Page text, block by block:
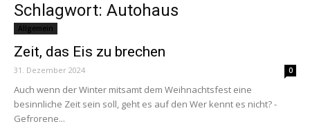
Schlagwort: Autohaus
Allgemein
Zeit, das Eis zu brechen
31. Dezember 2024 0
Auch wenn der Winter mitsamt dem Weihnachtsfest eine
besinnliche Zeit sein soll, geht es auf den Wer kennt es nicht? -
Gefrorene...